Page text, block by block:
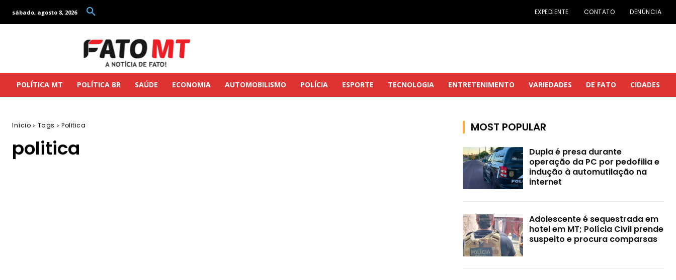
sábado, agosto 8, 2026 EXPEDIENTE CONTATO DENÚNCIA
POLÍTICA MT POLÍTICA BR SAÚDE ECONOMIA AUTOMOBILISMO POLÍCIA ESPORTE TECNOLOGIA ENTRETENIMENTO VARIEDADES DE FATO CIDADES
Início Tags Politica
politica
MOST POPULAR
Dupla é presa durante
operação da PC por pedofilia e
indução à automutilação na
internet
Adolescente é sequestrada em
hotel em MT; Polícia Civil prende
suspeito e procura comparsas